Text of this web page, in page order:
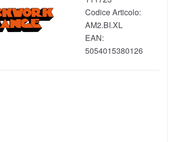
Codice Articolo:
AM2.BI.XL
EAN:
5054015380126